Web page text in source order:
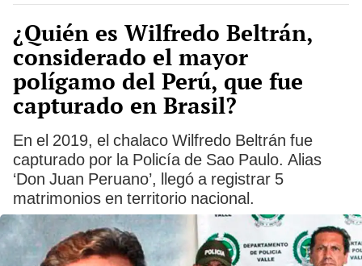
¿Quién es Wilfredo Beltrán,
considerado el mayor
polígamo del Perú, que fue
capturado en Brasil?
En el 2019, el chalaco Wilfredo Beltrán fue
capturado por la Policía de Sao Paulo. Alias
‘Don Juan Peruano’, llegó a registrar 5
matrimonios en territorio nacional.